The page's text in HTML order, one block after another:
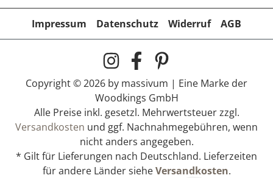
Impressum Datenschutz Widerruf AGB
Copyright © 2026 by massivum | Eine Marke der
Woodkings GmbH
Alle Preise inkl. gesetzl. Mehrwertsteuer zzgl.
Versandkosten und ggf. Nachnahmegebühren, wenn
nicht anders angegeben.
* Gilt für Lieferungen nach Deutschland. Lieferzeiten
für andere Länder sieheVersandkosten.